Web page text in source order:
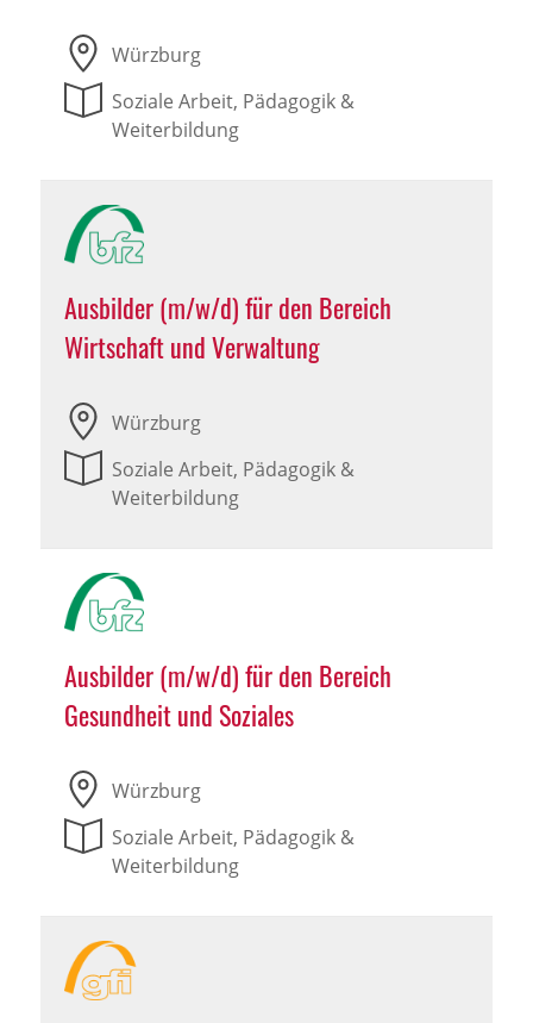
Würzburg
Soziale Arbeit, Pädagogik &
Weiterbildung
Ausbilder (m/w/d) für den Bereich
Wirtschaft und Verwaltung
Würzburg
Soziale Arbeit, Pädagogik &
Weiterbildung
Ausbilder (m/w/d) für den Bereich
Gesundheit und Soziales
Würzburg
Soziale Arbeit, Pädagogik &
Weiterbildung